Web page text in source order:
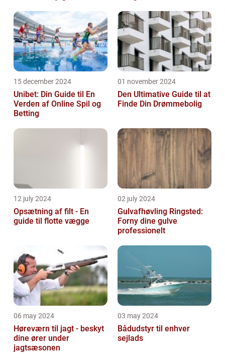
15 december 2024
Unibet: Din Guide til En
Verden af Online Spil og
Betting
01 november 2024
Den Ultimative Guide til at
Finde Din Drømmebolig
12 july 2024
Opsætning af filt - En
guide til flotte vægge
02 july 2024
Gulvafhøvling Ringsted:
Forny dine gulve
professionelt
06 may 2024
Høreværn til jagt - beskyt
dine ører under
jagtsæsonen
03 may 2024
Bådudstyr til enhver
sejlads